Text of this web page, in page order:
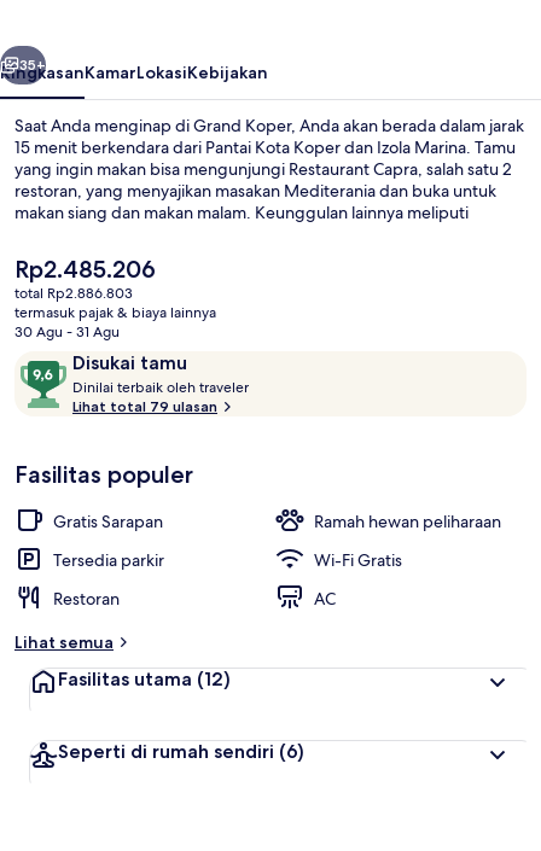
Berikutnya
35+
RingkasanKamarLokasiKebijakan
Saat Anda menginap di Grand Koper, Anda akan berada dalam jarak
15 menit berkendara dari Pantai Kota Koper dan Izola Marina. Tamu
yang ingin makan bisa mengunjungi Restaurant Capra, salah satu 2
restoran, yang menyajikan masakan Mediterania dan buka untuk
makan siang dan makan malam. Keunggulan lainnya meliputi
Harga
saat
ini
Rp2.485.206
Rp2.485.206
total Rp2.886.803
termasuk pajak & biaya lainnya
30 Agu - 31 Agu
Ulasan Disukai tamu
9,6
dari
10,
tamu
Dinilai terbaik oleh traveler
i
l
Lihat total 79 ulasan
Fasilitas populer
Gratis Sarapan
Ramah hewan peliharaan
Tersedia parkir
Wi-Fi Gratis
Restoran
AC
Lihat semua
Fasilitas utama (12)
Seperti di rumah sendiri (6)